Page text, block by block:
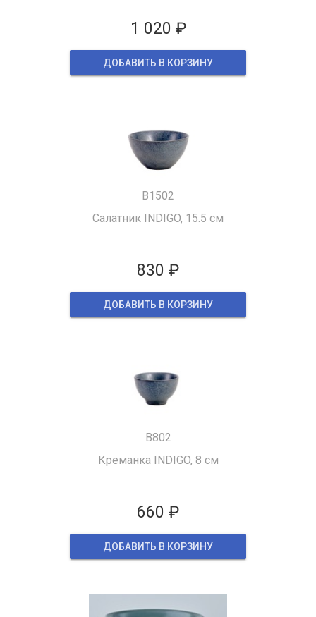
1 020 ₽
ДОБАВИТЬ В КОРЗИНУ
B1502
Салатник INDIGO, 15.5 см
830 ₽
ДОБАВИТЬ В КОРЗИНУ
B802
Креманка INDIGO, 8 см
660 ₽
ДОБАВИТЬ В КОРЗИНУ